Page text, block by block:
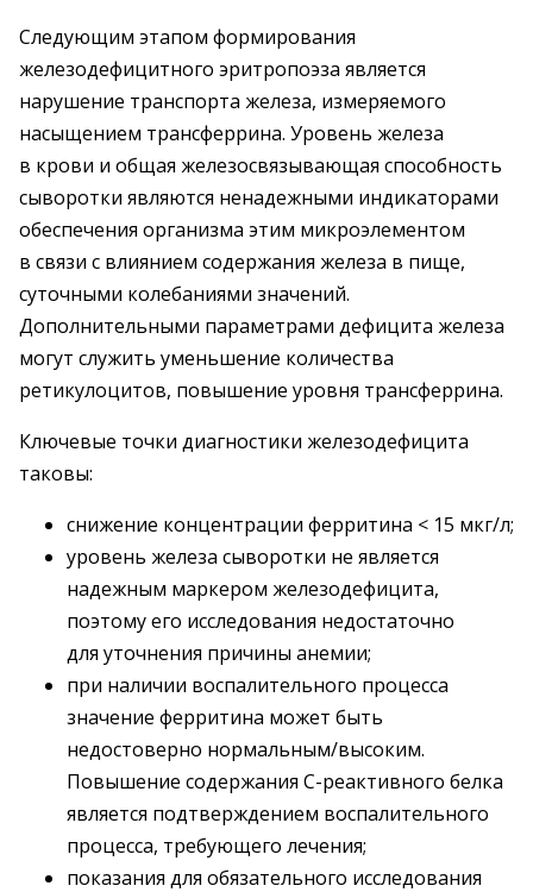
Следующим этапом формирования
железодефицитного эритропоэза является
нарушение транспорта железа, измеряемого
насыщением трансферрина. Уровень железа
в крови и общая железосвязывающая способность
сыворотки являются ненадежными индикаторами
обеспечения организма этим микроэлементом
в связи с влиянием содержания железа в пище,
суточными колебаниями значений.
Дополнительными параметрами дефицита железа
могут служить уменьшение количества
ретикулоцитов, повышение уровня трансферрина.
Ключевые точки диагностики железодефицита
таковы:
снижение концентрации ферритина < 15 мкг/л;
уровень железа сыворотки не является
надежным маркером железодефицита,
поэтому его исследования недостаточно
для уточнения причины анемии;
при наличии воспалительного процесса
значение ферритина может быть
недостоверно нормальным/высоким.
Повышение содержания С-реактивного белка
является подтвер­ждением воспалительного
процесса, требующего лечения;
показания для обязательного исследования